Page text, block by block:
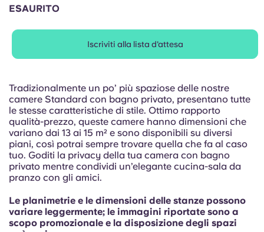
Italian
French
Portuguese
ESAURITO
Iscriviti alla lista d'attesa
Tradizionalmente un po’ più spaziose delle nostre
camere Standard con bagno privato, presentano tutte
le stesse caratteristiche di stile. Ottimo rapporto
qualità-prezzo, queste camere hanno dimensioni che
variano dai 13 ai 15 m² e sono disponibili su diversi
piani, così potrai sempre trovare quella che fa al caso
tuo. Goditi la privacy della tua camera con bagno
privato mentre condividi un’elegante cucina-sala da
pranzo con gli amici.
Le planimetrie e le dimensioni delle stanze possono
variare leggermente; le immagini riportate sono a
scopo promozionale e la disposizione degli spazi